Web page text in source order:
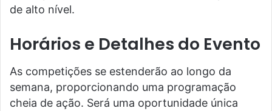
de alto nível.
Horários e Detalhes do Evento
As competições se estenderão ao longo da
semana, proporcionando uma programação
cheia de ação. Será uma oportunidade única